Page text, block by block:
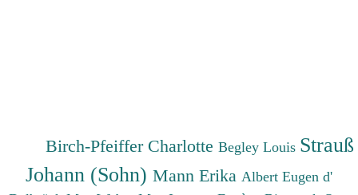
Birch-Pfeiffer CharlotteBegley Louis Strauß
Johann (Sohn) Mann Erika Albert Eugen d'